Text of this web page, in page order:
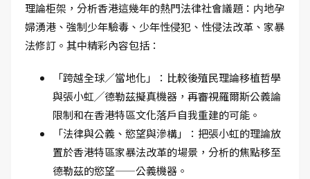
理論柜架，分析香港這幾年的熱門法律社會議題：内地孕
婦湧港、強制少年驗毒、少年性侵犯、性侵法改革、家暴
法修訂。其中精彩內容包括：
「跨越全球／當地化」：比較後殖民理論移植哲學
與張小虹╱德勒茲擬真機器，再審視羅爾斯公義論
限制和在香港特區文化落戶自我重建的可能。
「法律與公義、慾望與滲構」：把張小虹的理論放
置於香港特區家暴法改革的場景，分析的焦點移至
德勒茲的慾望——公義機器。